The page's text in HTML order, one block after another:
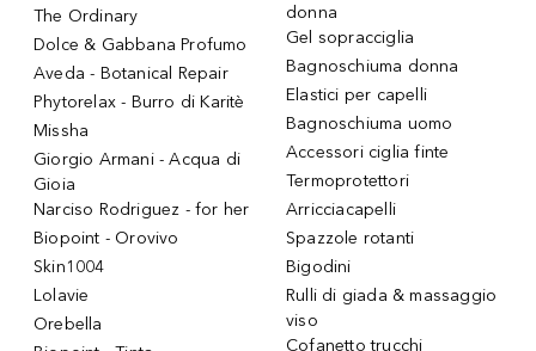
The Ordinary
Dolce & Gabbana Profumo
Aveda - Botanical Repair
Phytorelax - Burro di Karitè
Missha
Giorgio Armani - Acqua di
Gioia
Narciso Rodriguez - for her
Biopoint - Orovivo
Skin1004
Lolavie
Orebella
donna
Gel sopracciglia
Bagnoschiuma donna
Elastici per capelli
Bagnoschiuma uomo
Accessori ciglia finte
Termoprotettori
Arricciacapelli
Spazzole rotanti
Bigodini
Rulli di giada & massaggio
viso
Cofanetto trucchi